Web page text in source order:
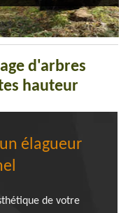
d'arbres
hauteur
un élagueur
de votre